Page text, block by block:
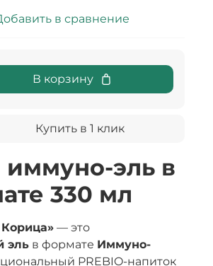
в сравнение
В корзину
Купить в 1 клик
иммуно-эль в
330 мл
Корица» — это
эль в формате Иммуно-
PREBIO-напиток